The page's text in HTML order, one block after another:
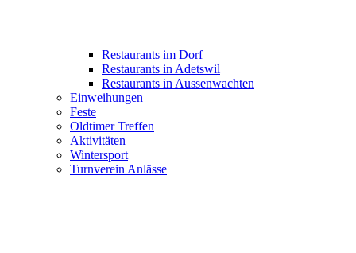
Restaurants im Dorf
Restaurants in Adetswil
Restaurants in Aussenwachten
Einweihungen
Feste
Oldtimer Treffen
Aktivitäten
Wintersport
Turnverein Anlässe